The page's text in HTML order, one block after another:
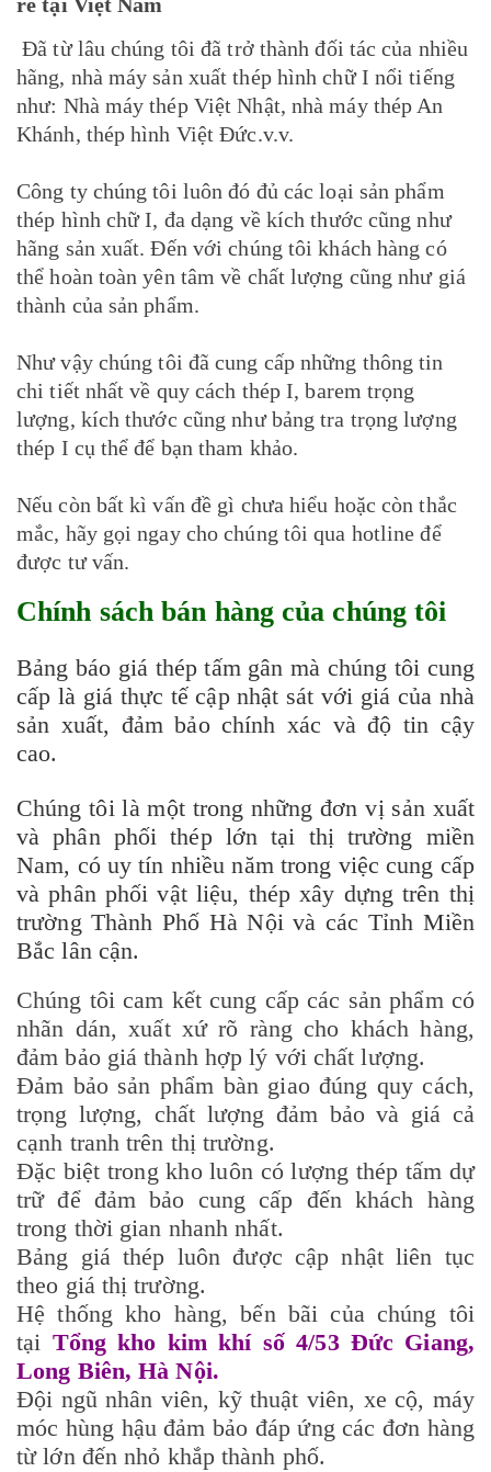
Đã từ lâu chúng tôi đã trở thành đối tác của nhiều
hãng, nhà máy sản xuất thép hình chữ I nổi tiếng
như: Nhà máy thép Việt Nhật, nhà máy thép An
Khánh, thép hình Việt Đức.v.v.
Công ty chúng tôi luôn đó đủ các loại sản phẩm
thép hình chữ I, đa dạng về kích thước cũng như
hãng sản xuất. Đến với chúng tôi khách hàng có
thể hoàn toàn yên tâm về chất lượng cũng như giá
thành của sản phẩm.
Như vậy chúng tôi đã cung cấp những thông tin
chi tiết nhất về quy cách thép I, barem trọng
lượng, kích thước cũng như bảng tra trọng lượng
thép I cụ thể để bạn tham khảo.
Nếu còn bất kì vấn đề gì chưa hiểu hoặc còn thắc
mắc, hãy gọi ngay cho chúng tôi qua hotline để
được tư vấn.
Chính sách bán hàng của chúng tôi
Bảng báo giá thép tấm gân mà chúng tôi cung
cấp là giá thực tế cập nhật sát với giá của nhà
sản xuất, đảm bảo chính xác và độ tin cậy
cao.
Chúng tôi là một trong những đơn vị sản xuất
và phân phối thép lớn tại thị trường miền
Nam, có uy tín nhiều năm trong việc cung cấp
và phân phối vật liệu, thép xây dựng trên thị
trường Thành Phố Hà Nội và các Tỉnh Miền
Bắc lân cận.
Chúng tôi cam kết cung cấp các sản phẩm có
nhãn dán, xuất xứ rõ ràng cho khách hàng,
đảm bảo giá thành hợp lý với chất lượng.
Đảm bảo sản phẩm bàn giao đúng quy cách,
trọng lượng, chất lượng đảm bảo và giá cả
cạnh tranh trên thị trường.
Đặc biệt trong kho luôn có lượng thép tấm dự
trữ để đảm bảo cung cấp đến khách hàng
trong thời gian nhanh nhất.
Bảng giá thép luôn được cập nhật liên tục
theo giá thị trường.
Hệ thống kho hàng, bến bãi của chúng tôi
tại Tổng kho kim khí số 4/53 Đức Giang,
Long Biên, Hà Nội.
Đội ngũ nhân viên, kỹ thuật viên, xe cộ, máy
móc hùng hậu đảm bảo đáp ứng các đơn hàng
từ lớn đến nhỏ khắp thành phố.